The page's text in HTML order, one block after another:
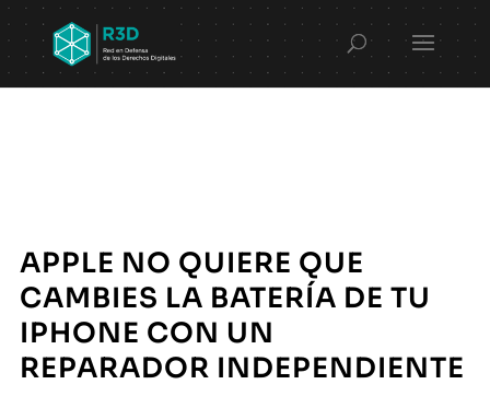
APPLE NO QUIERE QUE
CAMBIES LA BATERÍA DE TU
IPHONE CON UN
REPARADOR INDEPENDIENTE